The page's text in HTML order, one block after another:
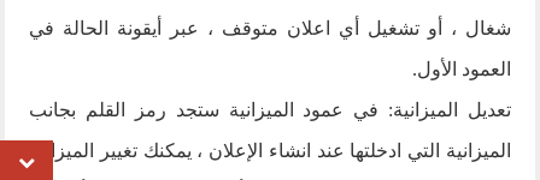
شغال ، أو تشغيل أي اعلان متوقف ، عبر أيقونة الحالة في
العمود الأول.
تعديل الميزانية: في عمود الميزانية ستجد رمز القلم بجانب
الميزانية التي ادخلتها عند انشاء الإعلان ، يمكنك تغيير الميزانية